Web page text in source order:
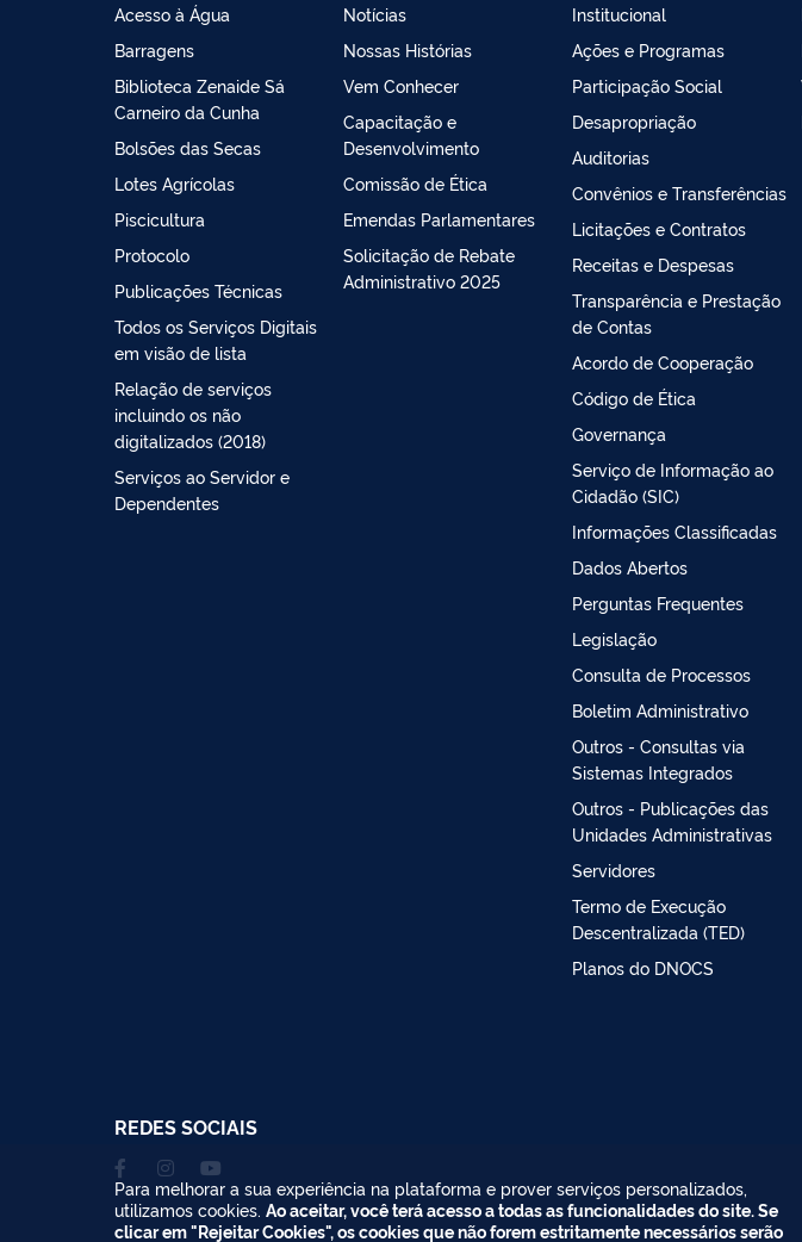
Acesso à Água
Barragens
Biblioteca Zenaide Sá
Carneiro da Cunha
Bolsões das Secas
Lotes Agrícolas
Piscicultura
Protocolo
Publicações Técnicas
Todos os Serviços Digitais
em visão de lista
Relação de serviços
incluindo os não
digitalizados (2018)
Serviços ao Servidor e
Dependentes
Notícias
Nossas Histórias
Vem Conhecer
Capacitação e
Desenvolvimento
Comissão de Ética
Emendas Parlamentares
Solicitação de Rebate
Administrativo 2025
Institucional
Ações e Programas
Participação Social
Desapropriação
Auditorias
Convênios e Transferências
Licitações e Contratos
Receitas e Despesas
Transparência e Prestação
de Contas
Acordo de Cooperação
Código de Ética
Governança
Serviço de Informação ao
Cidadão (SIC)
Informações Classificadas
Dados Abertos
Perguntas Frequentes
Legislação
Consulta de Processos
Boletim Administrativo
Outros - Consultas via
Sistemas Integrados
Outros - Publicações das
Unidades Administrativas
Servidores
Termo de Execução
Descentralizada (TED)
Planos do DNOCS
REDES SOCIAIS
Para melhorar a sua experiência na plataforma e prover serviços personalizados,
utilizamos cookies. Ao aceitar, você terá acesso a todas as funcionalidades do site. Se
clicar em "Rejeitar Cookies", os cookies que não forem estritamente necessários serão